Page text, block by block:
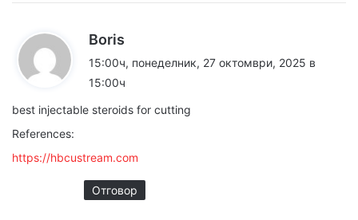
Boris
:
15:00ч, понеделник, 27 октомври, 2025 в
15:00ч
best injectable steroids for cutting
References:
https://hbcustream.com
Отговор